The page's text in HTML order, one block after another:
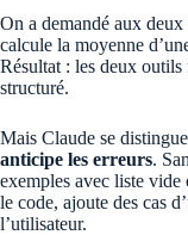
On a demandé aux
calcule la moyenne
Résultat : les deux
structuré.
Mais Claude se
anticipe les erreurs.
exemples avec liste
le code, ajoute des cas
l’utilisateur.